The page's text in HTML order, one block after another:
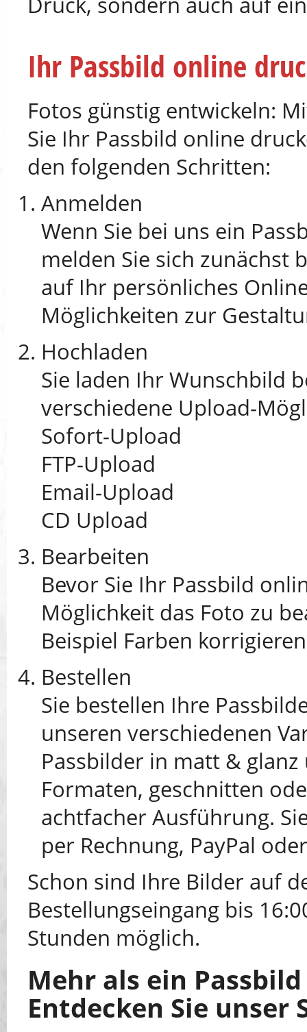
Ihr Passbild online
Fotos günstig entwickeln:
Sie Ihr Passbild online
den folgenden Schritten:
Anmelden
Wenn Sie bei uns ein
melden Sie sich zunächst
auf Ihr persönliches
Möglichkeiten zur
Hochladen
Sie laden Ihr Wunschbild
verschiedene Upload-
Sofort-Upload
FTP-Upload
Email-Upload
CD Upload
Bearbeiten
Bevor Sie Ihr Passbild
Möglichkeit das Foto zu
Beispiel Farben
Bestellen
Sie bestellen Ihre
unseren verschiedenen
Passbilder in matt &
Formaten, geschnitten
achtfacher Ausführung.
per Rechnung, PayPal
Schon sind Ihre Bilder auf
Bestellungseingang bis
Stunden möglich.
Mehr als ein
Entdecken Sie unser